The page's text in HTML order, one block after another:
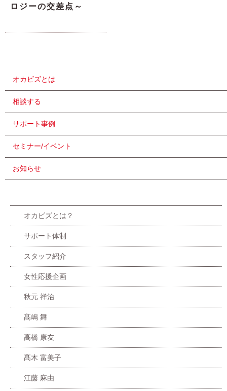
ロジーの交差点～
オカビズとは
相談する
サポート事例
セミナー/イベント
お知らせ
オカビズとは？
サポート体制
スタッフ紹介
女性応援企画
秋元 祥治
髙嶋 舞
高橋 康友
髙木 富美子
江藤 麻由